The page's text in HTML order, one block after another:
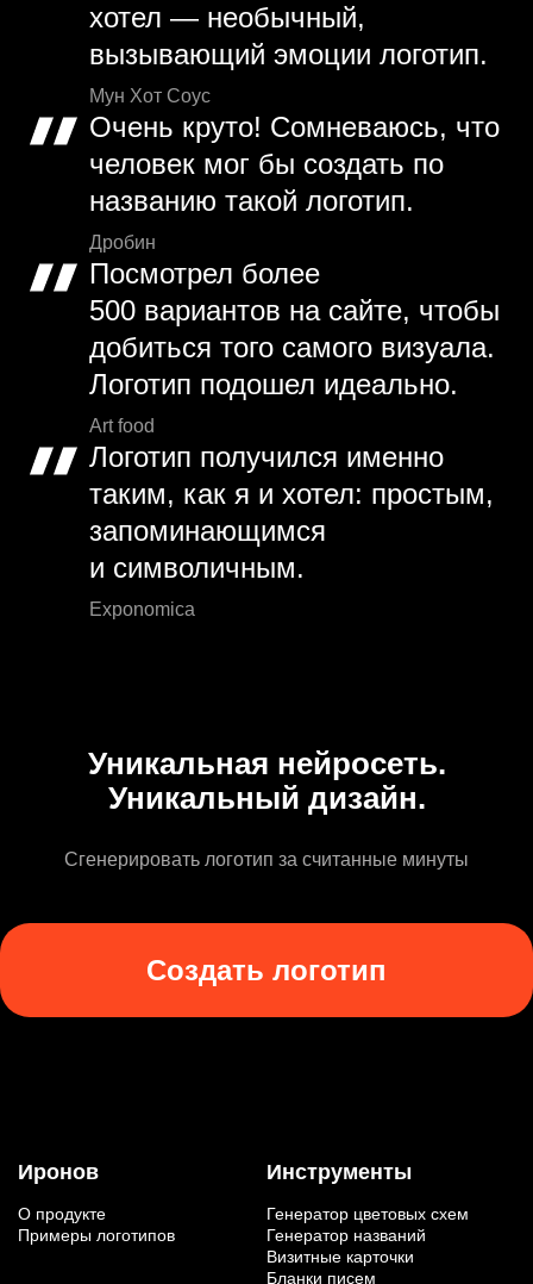
хотел — необычный,
вызывающий эмоции логотип.
Мун Хот Соус
Очень круто! Сомневаюсь, что
человек мог бы создать по
названию такой логотип.
Дробин
Посмотрел более
500 вариантов на сайте, чтобы
добиться того самого визуала.
Логотип подошел идеально.
Art food
Логотип получился именно
таким, как я и хотел: простым,
запоминающимся
и символичным.
Exponomica
Уникальная нейросеть.
Уникальный дизайн.
Сгенерировать логотип за считанные минуты
Создать логотип
Иронов
О продукте
Примеры логотипов
Инструменты
Генератор цветовых схем
Генератор названий
Визитные карточки
Бланки писем